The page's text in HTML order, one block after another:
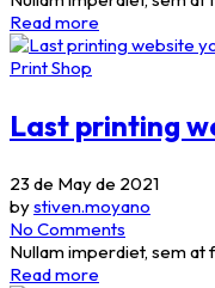
Read more
Print Shop
Last printing
23 de May de 2021
bystiven.moyano
No Comments
Nullam imperdiet, sem at
Read more